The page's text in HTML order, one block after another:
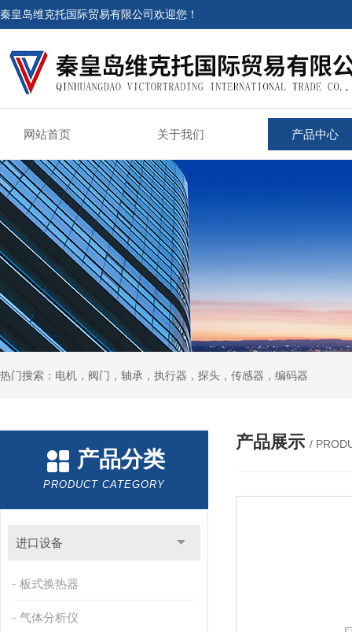
秦皇岛维克托国际贸易有限公司欢迎您！
网站首页 关于我们 产品中心
热门搜索：电机，阀门，轴承，执行器，探头，传感器，编码器
产品分类
PRODUCT CATEGORY
进口设备
板式换热器
气体分析仪
产品展示 /